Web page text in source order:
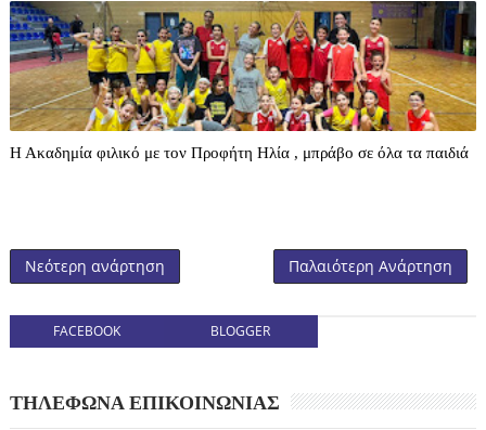
Η Ακαδημία φιλικό με τον Προφήτη Ηλία , μπράβο σε όλα τα παιδιά
Νεότερη ανάρτηση Παλαιότερη Ανάρτηση
FACEBOOK BLOGGER
ΤΗΛΕΦΩΝΑ ΕΠΙΚΟΙΝΩΝΙΑΣ